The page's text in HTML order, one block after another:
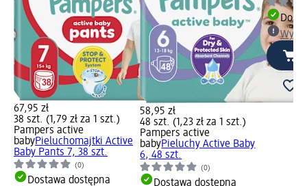
67,95 zł
38 szt. (1,79 zł za 1 szt.)
Pampers active
babyPieluchomajtki Active
Baby Pants 7, 38 szt.
(0)
Dostawa dostępna
58,95 zł
48 szt. (1,23 zł za 1 szt.)
Pampers active
babyPieluchy Active Baby
6, 48 szt.
(0)
Dostawa dostępna